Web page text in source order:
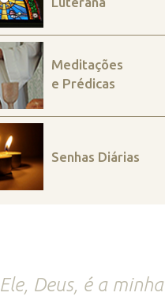
Meditações
e Prédicas
Senhas Diárias
Ele, Deus, é a